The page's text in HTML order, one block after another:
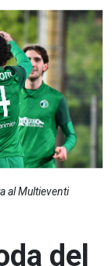
al Multieventi
del